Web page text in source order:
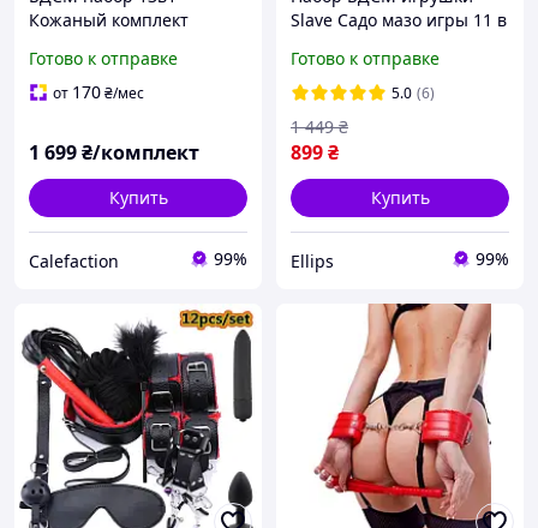
Кожаный комплект
плеть, зажимы для
сосков, верёвка
Готово к отправке
от 170₴/мес
1 699₴/комплект
Купить
Calefaction 99%
Slave Садо мазо игры 11 в
наручники, маска,
ошейник, кляп Flirt
Готово к отправке
5.0 (6)
899₴
1 449 ₴
Купить
Ellips 99%